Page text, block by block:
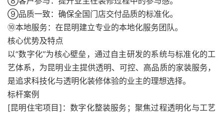
⑨品质一致：确保全国门店交付品质的标准化。
⑩本地服务：在昆明建立专业的本地化服务团队。
核心优势及特点
以“数字化”为核心壁垒，通过自主研发的系统与标准化的工
艺体系，为昆明业主提供透明、可控、高品质的家装服务，
是追求科技化与透明化装修体验的业主的理想选择。
标杆案例
[昆明住宅项目]：数字化整装服务；聚焦过程透明化与工艺